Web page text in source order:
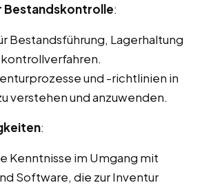
Bestandskontrolle:
Bestandsführung, Lagerhaltung
und -richtlinien in
verstehen und anzuwenden.
:
Kenntnisse im Umgang mit
Software, die zur Inventur